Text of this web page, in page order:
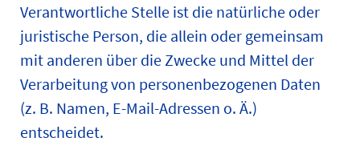
Verantwortliche Stelle ist die natürliche oder
juristische Person, die allein oder gemeinsam
mit anderen über die Zwecke und Mittel der
Verarbeitung von personenbezogenen Daten
(z. B. Namen, E-Mail-Adressen o. Ä.)
entscheidet.